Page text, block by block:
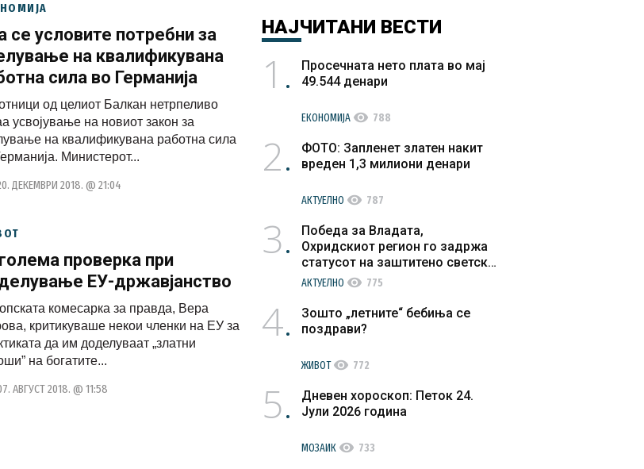
се условите потребни за
на квалификувана
сила во Германија
од целиот Балкан нетрпеливо
усвојување на новиот закон за
на квалификувана работна сила
Министерот...
ДЕКЕМВРИ 2018. @ 21:04
проверка при
ЕУ-државјанство
комесарка за правда, Вера
критикуваше некои членки на ЕУ за
да им доделуваат „златни
на богатите...
АВГУСТ 2018. @ 11:58
НАЈЧИТАНИ ВЕСТИ
1
Просечната нето плата во мај
49.544 денари
ЕКОНОМИЈА visibility 788
2
ФОТО: Запленет златен накит
вреден 1,3 милиони денари
АКТУЕЛНО visibility 787
3
Победа за Владата,
Охридскиот регион го задржа
статусот на заштитено светско
културно наследство
АКТУЕЛНО visibility 775
4
Зошто „летните“ бебиња се
поздрави?
ЖИВОТvisibility 772
5
Дневен хороскоп: Петок 24.
Јули 2026 година
МОЗАИК visibility 733